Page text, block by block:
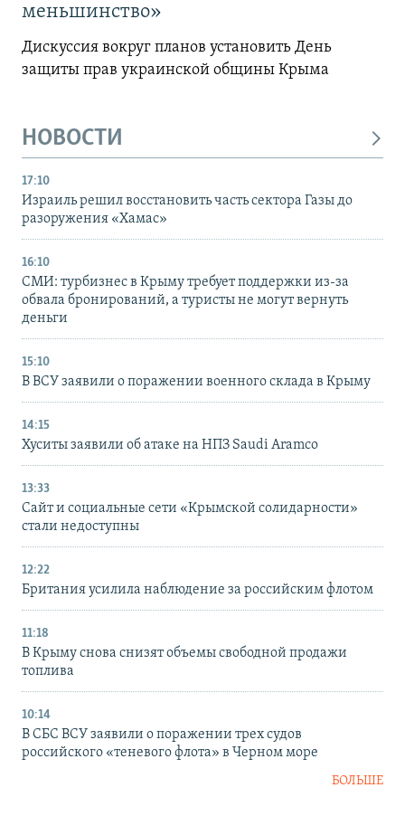
меньшинство»
Дискуссия вокруг планов установить День
защиты прав украинской общины Крыма
НОВОСТИ
17:10
Израиль решил восстановить часть сектора Газы до
разоружения «Хамас»
16:10
СМИ: турбизнес в Крыму требует поддержки из-за
обвала бронирований, а туристы не могут вернуть
деньги
15:10
В ВСУ заявили о поражении военного склада в Крыму
14:15
Хуситы заявили об атаке на НПЗ Saudi Aramco
13:33
Сайт и социальные сети «Крымской солидарности»
стали недоступны
12:22
Британия усилила наблюдение за российским флотом
11:18
В Крыму снова снизят объемы свободной продажи
топлива
10:14
В СБС ВСУ заявили о поражении трех судов
российского «теневого флота» в Черном море
БОЛЬШЕ